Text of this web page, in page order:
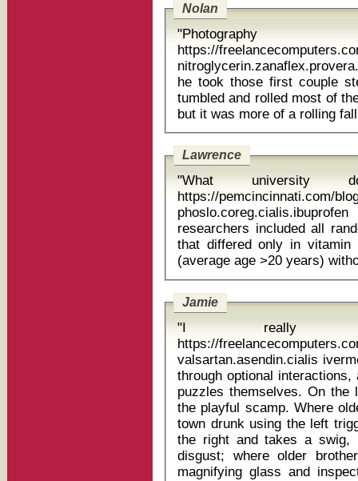
Nolan
"Photography
https://
he took those first couple
tumbled and rolled most of
Lawrence
"What
https://pemcincinnati.com/
researchers included all
that differed only in vitamin
Jamie
"I really
https://
valsartan.asendin.cialis ivermectin
through optional
puzzles themselves. On
the playful scamp. Where
town drunk using the left
the right and takes a
disgust; where older
magnifying glass and